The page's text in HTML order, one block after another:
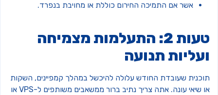
אשר אם התמיכה החירום כוללת או מחויבת בנפרד.
טעות 2: התעלמות מצמיחה
תנועה
שעובדת החודש עלולה להיכשל במהלך קמפיינים, השקות
או שיאי עונה. אתה צריך נתיב ברור ממשאבים משותפים ל-VPS או